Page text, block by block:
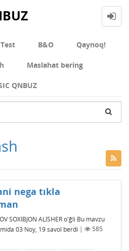
В&О Qaynoq!
Maslahat bering
QNBUZ
nega tıkla
SOXİBJON ALİSHER o'ğli Bu mavzu
03 Noy, 19 savol berdi |
585